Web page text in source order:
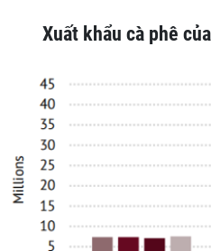
Xuất khẩu cà phê